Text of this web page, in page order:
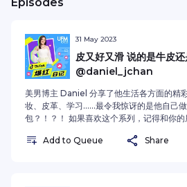
31 May 2023
皮又好又滑 说的是牛皮
@daniel_jchan
美男博主 Daniel 分享了他生活各方面的精
妆、皮革、学习……最令我惊讶的是他自己
包？！？！ 如果喜欢这个系列，记得和你的
Daniel:TikTokInstagram 也可以追踪我：
Add to Queue Share